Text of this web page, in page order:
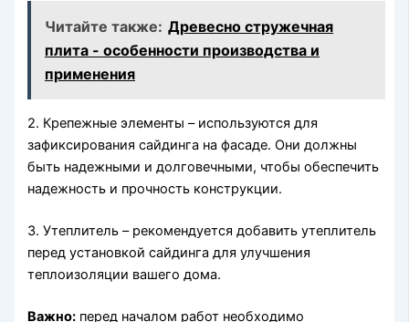
Читайте также: Древесно стружечная
плита - особенности производства и
применения
2. Крепежные элементы – используются для
зафиксирования сайдинга на фасаде. Они должны
быть надежными и долговечными, чтобы обеспечить
надежность и прочность конструкции.
3. Утеплитель – рекомендуется добавить утеплитель
перед установкой сайдинга для улучшения
теплоизоляции вашего дома.
Важно: перед началом работ необходимо